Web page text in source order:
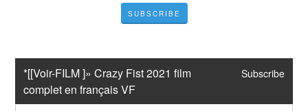
SUBSCRIBE
*[[Voir-FILM ]» Crazy Fist 2021 film
complet en français VF
Subscribe